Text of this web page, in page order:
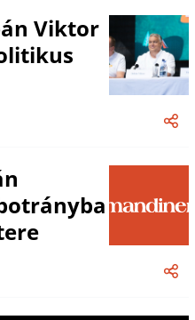
Viktor